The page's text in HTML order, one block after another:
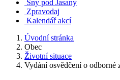
Sny pod Jasany
Zpravodaj
Kalendář akcí
Úvodní stránka
Obec
Životní situace
Vydání osvědčení o odborné